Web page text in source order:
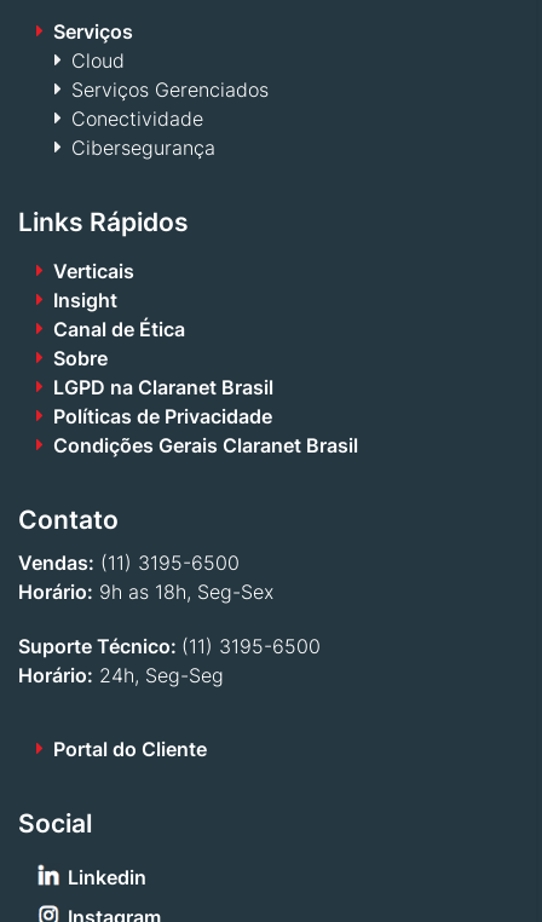
Serviços
Cloud
Serviços Gerenciados
Conectividade
Cibersegurança
Links Rápidos
Verticais
Insight
Canal de Ética
Sobre
LGPD na Claranet Brasil
Políticas de Privacidade
Condições Gerais Claranet Brasil
Contato
Vendas: (11) 3195-6500
Horário: 9h as 18h, Seg-Sex
Suporte Técnico: (11) 3195-6500
Horário: 24h, Seg-Seg
Portal do Cliente
Social
Linkedin
Instagram